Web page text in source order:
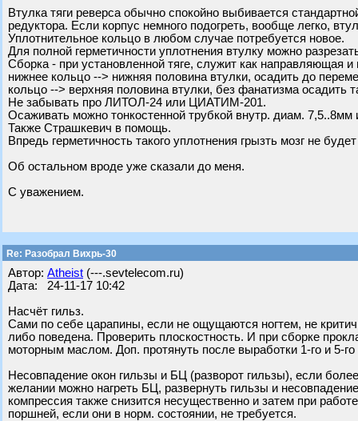
Втулка тяги реверса обычно спокойно выбивается
редуктора. Если корпус немного подогреть, вообще легко,
Уплотнительное кольцо в любом случае потребуется новое.
Для полной герметичности уплотнения втулку можно
Сборка - при установленной тяге, служит как направляющая
нижнее кольцо --> нижняя половина втулки, осадить до
кольцо --> верхняя половина втулки, без фанатизма
Не забывать про ЛИТОЛ-24 или ЦИАТИМ-201.
Осаживать можно тонкостенной трубкой внутр. диам.
Также Страшкевич в помощь.
Впредь герметичность такого уплотнения грызть мозг не
Об остальном вроде уже сказали до меня.
С уважением.
Re: Разобрал Вихрь-30
Автор: Atheist (---.sevtelecom.ru)
Дата: 24-11-17 10:42
Насчёт гильз.
Сами по себе царапины, если не ощущаются ногтем, не
либо поведена. Проверить плоскостность. И при сборке
моторным маслом. Доп. протянуть после выработки 1-го и 5-го
Несовпадение окон гильзы и БЦ (разворот гильзы), если
желании можно нагреть БЦ, развернуть гильзы и
компрессия также снизится несущественно и затем при
поршней, если они в норм. состоянии, не требуется.